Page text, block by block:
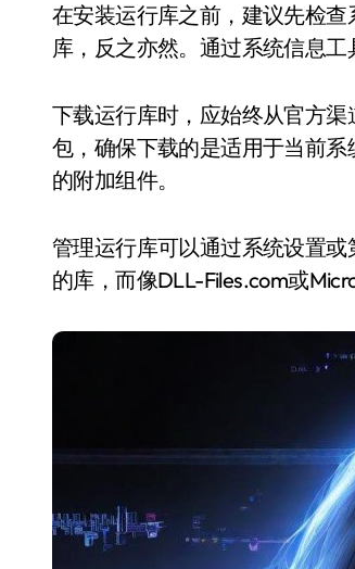
在安装运行库之前，建议先检
库，反之亦然。通过系统信息
下载运行库时，应始终从官方
包，确保下载的是适用于当前
的附加组件。
管理运行库可以通过系统设置
的库，而像DLL-Files.com或